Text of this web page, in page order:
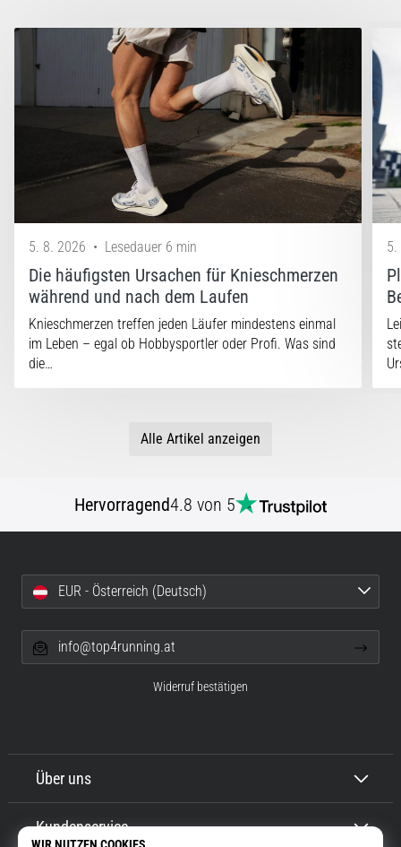
5. 8. 2026 • Lesedauer 6 min
Die häufigsten Ursachen für Knieschmerzen
während und nach dem Laufen
Knieschmerzen treffen jeden Läufer mindestens einmal
im Leben – egal ob Hobbysportler oder Profi. Was sind
die…
5.
Alle Artikel anzeigen
Hervorragend4.8 von 5
Über uns
Kundenservice
EUR - Österreich (Deutsch)
info@top4running.at
Widerruf bestätigen